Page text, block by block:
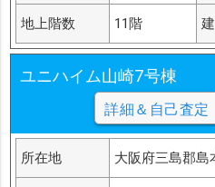
地上階数 11階
ユニハイム山崎7号棟
詳細＆自己査定
所在地 大阪府三島郡島